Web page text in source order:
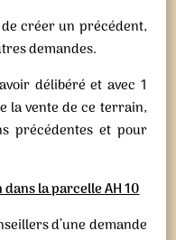
créer un précédent,
demandes.
délibéré et avec 1
la vente de ce terrain,
précédentes et pour
la parcelle AH 10
d’une demande